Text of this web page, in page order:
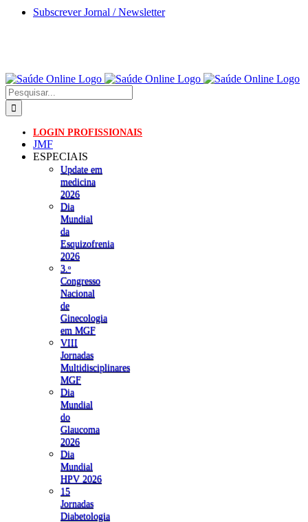
Skip
Subscrever Jornal / Newsletter
Pesquisar
LOGIN PROFISSIONAIS
JMF
ESPECIAIS
Update em
medicina
2026
Dia
Mundial
da
Esquizofrenia
2026
3.ᵒ
Congresso
Nacional
de
Ginecologia
em MGF
VIII
Jornadas
Multidisciplinares
MGF
Dia
Mundial
do
Glaucoma
2026
Dia
Mundial
HPV 2026
15
Jornadas
Diabetologia